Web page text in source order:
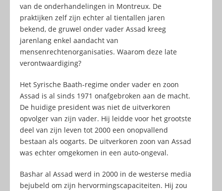
van de onderhandelingen in Montreux. De
praktijken zelf zijn echter al tientallen jaren
bekend, de gruwel onder vader Assad kreeg
jarenlang enkel aandacht van
mensenrechtenorganisaties. Waarom deze late
verontwaardiging?
Het Syrische Baath-regime onder vader en zoon
Assad is al sinds 1971 onafgebroken aan de macht.
De huidige president was niet de uitverkoren
opvolger van zijn vader. Hij leidde voor het grootste
deel van zijn leven tot 2000 een onopvallend
bestaan als oogarts. De uitverkoren zoon van Assad
was echter omgekomen in een auto-ongeval.
Bashar al Assad werd in 2000 in de westerse media
bejubeld om zijn hervormingscapaciteiten. Hij zou